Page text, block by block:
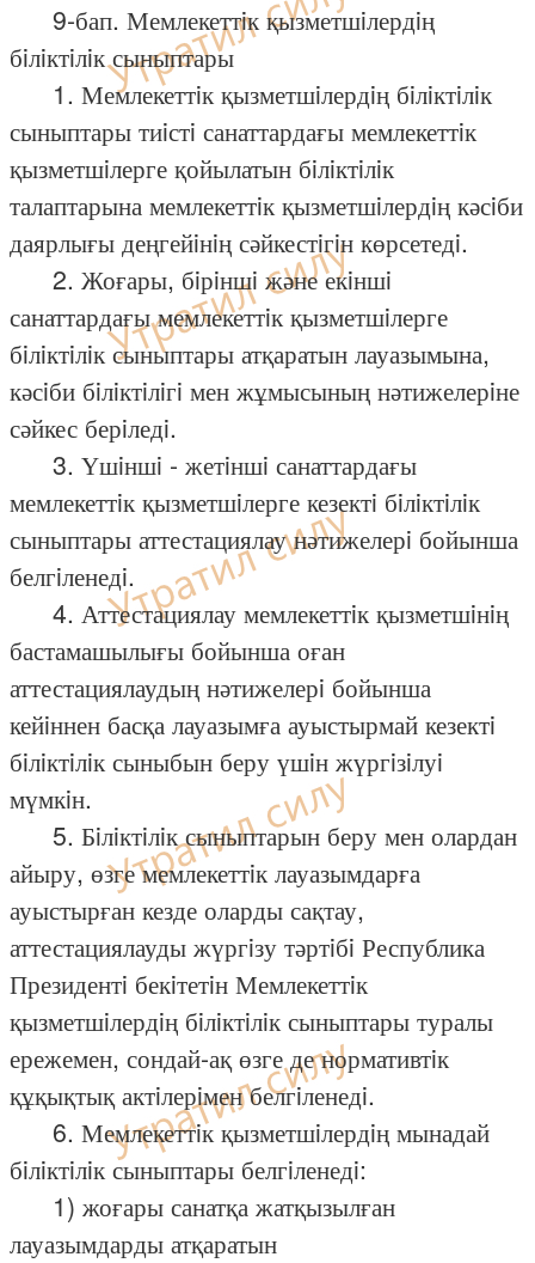
9-бап. Мемлекеттiк қызметшiлердiң
бiлiктiлiк сыныптары
1. Мемлекеттiк қызметшiлердiң бiлiктiлiк
сыныптары тиiстi санаттардағы мемлекеттiк
қызметшiлерге қойылатын бiлiктiлiк
талаптарына мемлекеттiк қызметшiлердiң кәсiби
даярлығы деңгейiнiң сәйкестiгiн көрсетедi.
2. Жоғары, бiрiншi және екiншi
санаттардағы мемлекеттiк қызметшiлерге
бiлiктiлiк сыныптары атқаратын лауазымына,
кәсiби бiлiктiлiгi мен жұмысының нәтижелерiне
сәйкес берiледi.
3. Үшiншi - жетiншi санаттардағы
мемлекеттiк қызметшiлерге кезектi бiлiктiлiк
сыныптары аттестациялау нәтижелерi бойынша
белгiленедi.
4. Аттестациялау мемлекеттiк қызметшiнiң
бастамашылығы бойынша оған
аттестациялаудың нәтижелерi бойынша
кейiннен басқа лауазымға ауыстырмай кезектi
бiлiктiлiк сыныбын беру үшiн жүргiзiлуi
мүмкiн.
5. Бiлiктiлiк сыныптарын беру мен олардан
айыру, өзге мемлекеттiк лауазымдарға
ауыстырған кезде оларды сақтау,
аттестациялауды жүргiзу тәртiбi Республика
Президентi бекiтетiн Мемлекеттiк
қызметшiлердiң бiлiктiлiк сыныптары туралы
ережемен, сондай-ақ өзге де нормативтiк
құқықтық актiлерiмен белгiленедi.
6. Мемлекеттiк қызметшiлердiң мынадай
бiлiктiлiк сыныптары белгiленедi:
1) жоғары санатқа жатқызылған
лауазымдарды атқаратын